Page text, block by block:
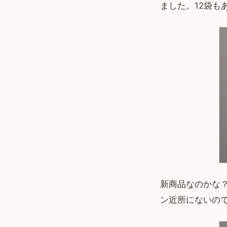
ました。12袋も
新商品なのかな
ン近所にないの